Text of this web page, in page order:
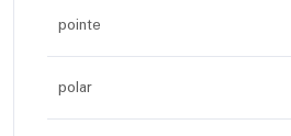
pointe
polar